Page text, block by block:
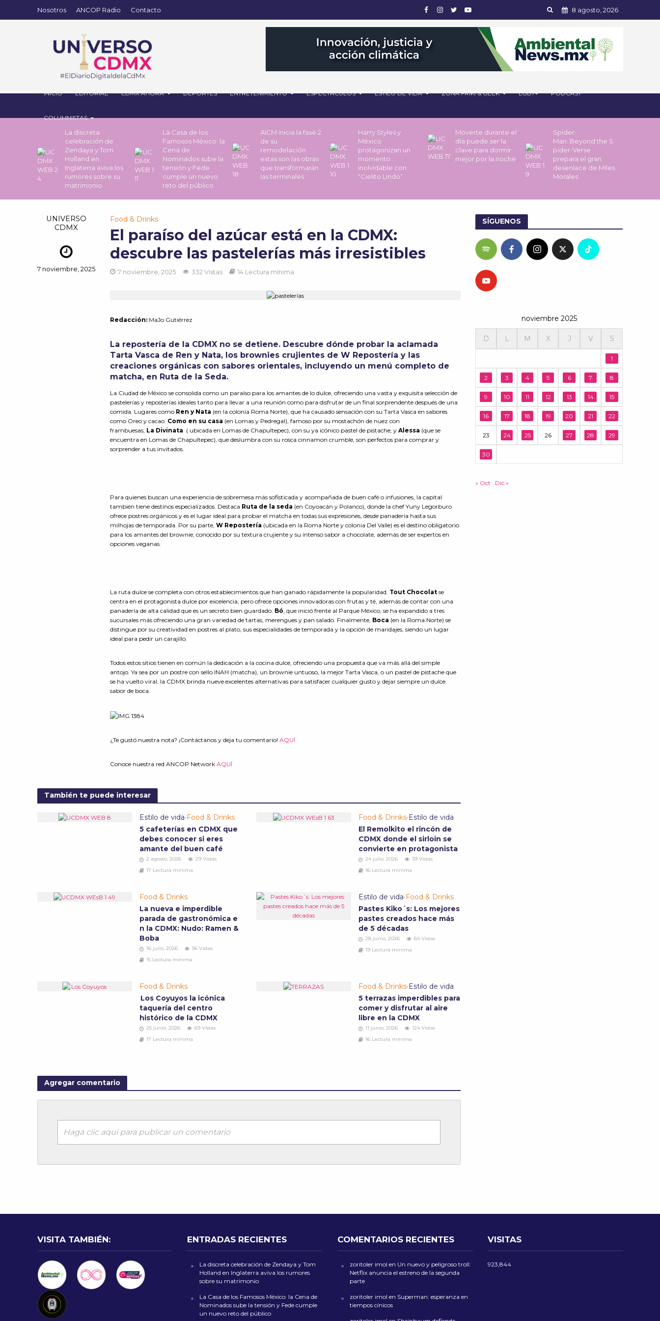
Nosotros ANCOP Radio Contacto 8 agosto, 2026
INICIO EDITORIAL CDMX AHORA DEPORTES ENTRETENIMIENTO ESPECTÁCULOS ESTILO DE VIDA ZONA FRIKI & GEEK LGBT+ PODCAST
COLUMNISTAS
La discreta
celebración de
Zendaya y Tom
Holland en
Inglaterra aviva los
rumores sobre su
matrimonio
La Casa de los
Famosos México: la
Cena de
Nominados sube la
tensión y Fede
cumple un nuevo
reto del público
AICM inicia la fase 2
de su
remodelación
estas son las obras
que transformarán
las terminales
Harry Styles y
México
protagonizan un
momento
inolvidable con
“Cielito Lindo”
Moverte durante el
día puede ser la
clave para dormir
mejor por la noche
Spider-
Man: Beyond the S
pider-Verse
prepara el gran
desenlace de Miles
Morales
UNIVERSO
CDMX
7 noviembre, 2025
Food & Drinks
El paraíso del azúcar está en la CDMX:
descubre las pastelerías más irresistibles
7 noviembre, 2025 332 Vistas 14 Lectura mínima
Redacción: MaJo Gutiérrez
La repostería de la CDMX no se detiene. Descubre dónde probar la aclamada
Tarta Vasca de Ren y Nata, los brownies crujientes de W Repostería y las
creaciones orgánicas con sabores orientales, incluyendo un menú completo de
matcha, en Ruta de la Seda.
La Ciudad de México se consolida como un paraíso para los amantes de lo dulce, ofreciendo una vasta y exquisita selección de
pastelerías y reposterías ideales tanto para llevar a una reunión como para disfrutar de un final sorprendente después de una
comida. Lugares como Ren y Nata (en la colonia Roma Norte), que ha causado sensación con su Tarta Vasca en sabores
como Oreo y cacao. Como en su casa (en Lomas y Pedregal), famoso por su mostachón de nuez con
frambuesas; La Divinata ( ubicada en Lomas de Chapultepec), con su ya icónico pastel de pistache; yAlessa (que se
encuentra en Lomas de Chapultepec), que deslumbra con su rosca cinnamon crumble, son perfectos para comprar y
sorprender a tus invitados.
Para quienes buscan una experiencia de sobremesa más sofisticada y acompañada de buen café o infusiones, la capital
también tiene destinos especializados. Destaca Ruta de la seda (en Coyoacán y Polanco), donde la chef Yuny Legorburo
ofrece postres orgánicos y es el lugar ideal para probar el matcha en todas sus expresiones, desde panadería hasta sus
milhojas de temporada. Por su parte,W Repostería (ubicada en la Roma Norte y colonia Del Valle) es el destino obligatorio
para los amantes del brownie, conocido por su textura crujiente y su intenso sabor a chocolate, además de ser expertos en
opciones veganas.
La ruta dulce se completa con otros establecimientos que han ganado rápidamente la popularidad. Tout Chocolatse
centra en el protagonista dulce por excelencia, pero ofrece opciones innovadoras con frutas y té, además de contar con una
panadería de alta calidad que es un secreto bien guardado. Bó, que inició frente al Parque México, se ha expandido a tres
sucursales más ofreciendo una gran variedad de tartas, merengues y pan salado. Finalmente, Boca (en la Roma Norte) se
distingue por su creatividad en postres al plato, sus especialidades de temporada y la opción de maridajes, siendo un lugar
ideal para pedir un carajillo.
Todos estos sitios tienen en común la dedicación a la cocina dulce, ofreciendo una propuesta que va más allá del simple
antojo. Ya sea por un postre con sello INAH (matcha), un brownie untuoso, la mejor Tarta Vasca, o un pastel de pistache que
se ha vuelto viral, la CDMX brinda nueve excelentes alternativas para satisfacer cualquier gusto y dejar siempre un dulce
sabor de boca.
¿Te gustó nuestra nota? ¡Contáctanos y deja tu comentario!AQUÍ
Conoce nuestra red ANCOP NetworkAQUÍ
También te puede interesar
Estilo de vida•Food & Drinks
5 cafeterías en CDMX que
debes conocer si eres
amante del buen café
2 agosto, 2026
29 Vistas
17 Lectura mínima
Food & Drinks•Estilo de vida
El Remolkito el rincón de
CDMX donde el sirloin se
convierte en protagonista
24 julio, 2026
39 Vistas
16 Lectura mínima
Food & Drinks
La nueva e imperdible
parada de gastronómica e
n la CDMX: Nudo: Ramen &
Boba
16 julio, 2026
56 Vistas
15 Lectura mínima
Estilo de vida•Food & Drinks
Pastes Kiko´s: Los mejores
pastes creados hace más
de 5 décadas
28 junio, 2026
64 Vistas
19 Lectura mínima
Food & Drinks
Los Coyuyos la icónica
taquería del centro
histórico de la CDMX
25 junio, 2026
69 Vistas
17 Lectura mínima
Food & Drinks•Estilo de vida
5 terrazas imperdibles para
comer y disfrutar al aire
libre en la CDMX
11 junio, 2026
124 Vistas
16 Lectura mínima
Agregar comentario
Haga clic aquí para publicar un comentario
SÍGUENOS
noviembre 2025
D L M X J V S
1
2 3 4 5 6 7 8
9 10 11 12 13 14 15
16 17 18 19 20 21 22
23 24 25 26 27 28 29
30
« Oct Dic »
VISITA TAMBIÉN: ENTRADAS RECIENTES
La discreta celebración de Zendaya y Tom
Holland en Inglaterra aviva los rumores
sobre su matrimonio
La Casa de los Famosos México: la Cena de
Nominados sube la tensión y Fede cumple
un nuevo reto del público
COMENTARIOS RECIENTES
zoritoler imol en Un nuevo y peligroso troll:
Netflix anuncia el estreno de la segunda
parte
zoritoler imol en Superman: esperanza en
tiempos cínicos
VISITAS
923,844